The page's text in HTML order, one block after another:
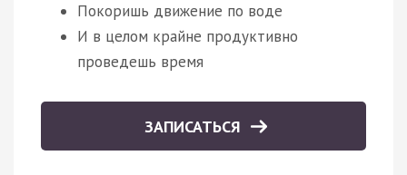
Покоришь движение по воде
И в целом крайне продуктивно
проведешь время
ЗАПИСАТЬСЯ